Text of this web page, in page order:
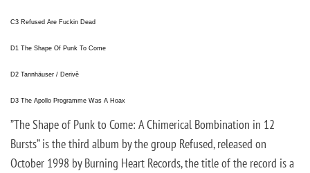
C3 Refused Are Fuckin Dead
D1 The Shape Of Punk To Come
D2 Tannhäuser / Derivè
D3 The Apollo Programme Was A Hoax
”The Shape of Punk to Come: A Chimerical Bombination in 12
Bursts” is the third album by the group Refused, released on
October 1998 by Burning Heart Records, the title of the record is a